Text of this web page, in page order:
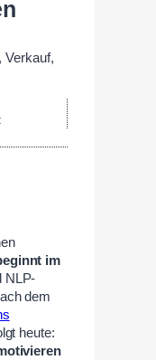
im
NLP-
dem
heute: